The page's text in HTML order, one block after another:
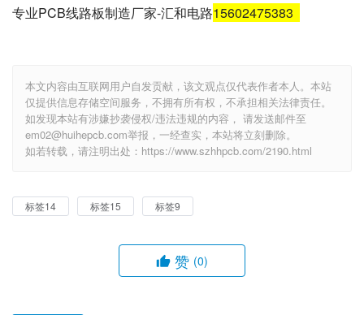
专业PCB线路板制造厂家-汇和电路15602475383
本文内容由互联网用户自发贡献，该文观点仅代表作者本人。本站
仅提供信息存储空间服务，不拥有所有权，不承担相关法律责任。
如发现本站有涉嫌抄袭侵权/违法违规的内容， 请发送邮件至
em02@huihepcb.com举报，一经查实，本站将立刻删除。
如若转载，请注明出处：https://www.szhhpcb.com/2190.html
标签14 标签15 标签9
赞 (0)